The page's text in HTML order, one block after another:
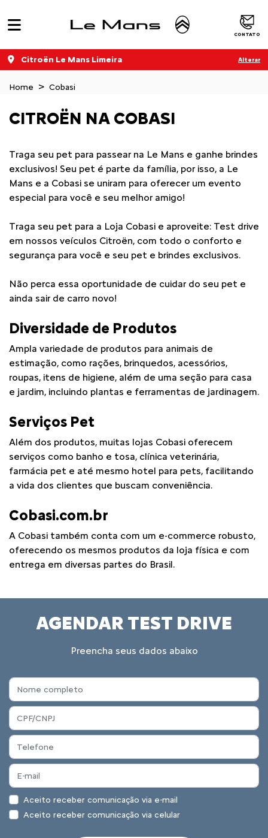
CONTATO
Citroën Le Mans Limeira Alterar
Home Cobasi
CITROËN NA COBASI
Traga seu pet para passear na Le Mans e ganhe brindes
exclusivos! Seu pet é parte da família, por isso, a Le
Mans e a Cobasi se uniram para oferecer um evento
especial para você e seu melhor amigo!
Traga seu pet para a Loja Cobasi e aproveite: Test drive
em nossos veículos Citroën, com todo o conforto e
segurança para você e seu pet e brindes exclusivos.
Não perca essa oportunidade de cuidar do seu pet e
ainda sair de carro novo!
Diversidade de Produtos
​ Ampla variedade de produtos para animais de
estimação, como rações, brinquedos, acessórios,
roupas, itens de higiene, além de uma seção para casa
e jardim, incluindo plantas e ferramentas de jardinagem.
Serviços Pet
​ Além dos produtos, muitas lojas Cobasi oferecem
serviços como banho e tosa, clínica veterinária,
farmácia pet e até mesmo hotel para pets, facilitando
a vida dos clientes que buscam conveniência. ​
Cobasi.com.br
​ A Cobasi também conta com um e-commerce robusto,
oferecendo os mesmos produtos da loja física e com
entrega em diversas partes​ do Brasil.
AGENDAR TEST DRIVE
Preencha seus dados abaixo
Aceito receber comunicação via e-mail
Aceito receber comunicação via celular